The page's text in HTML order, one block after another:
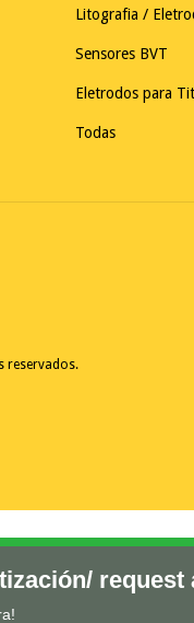
Litografia /
Sensores BVT
Eletrodos para
Todas
reservados.
request